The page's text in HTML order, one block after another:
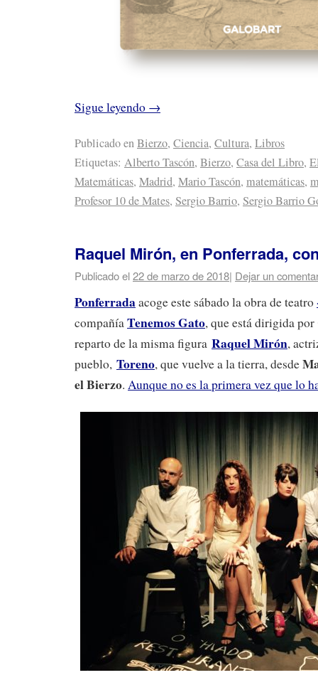
Sigue leyendo →
Publicado enBierzo, Ciencia, Cultura, Libros
Etiquetas: Alberto Tascón, Bierzo, Casa del Libro,
Matemáticas, Madrid, Mario Tascón, matemáticas,
Profesor 10 de Mates, Sergio Barrio, Sergio Barrio
Raquel Mirón, en Ponferrada,
Publicado el22 de marzo de 2018| Dejar un
Ponferradaacoge este sábado la obra de teatro
compañíaTenemos Gato, que está dirigida por
reparto de la misma figura Raquel Mirón,
pueblo, Toreno, que vuelve a la tierra, desde
el Bierzo. Aunque no es la primera vez que lo